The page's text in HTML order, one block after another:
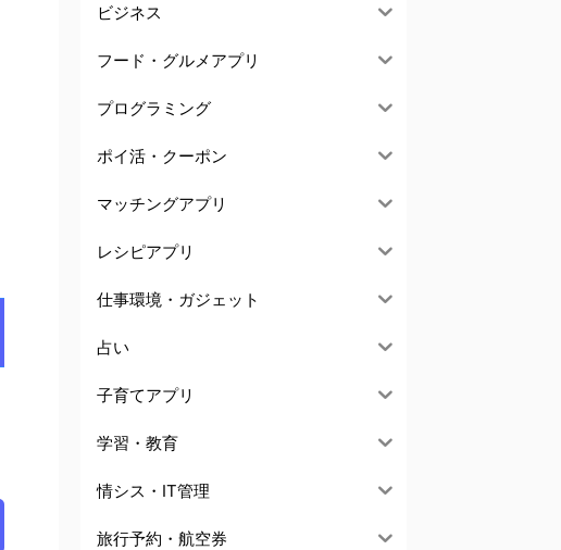
ビジネス
フード・グルメアプリ
プログラミング
ポイ活・クーポン
マッチングアプリ
レシピアプリ
仕事環境・ガジェット
占い
子育てアプリ
学習・教育
情シス・IT管理
旅行予約・航空券